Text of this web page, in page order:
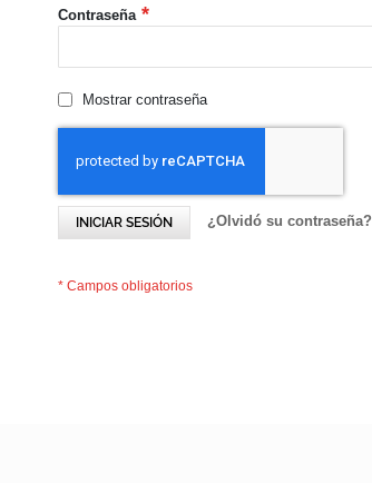
Contraseña
Mostrar contraseña
INICIAR SESIÓN ¿Olvidó su contraseña?